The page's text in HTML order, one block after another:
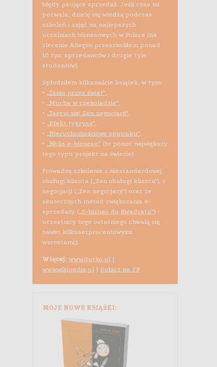
błędy psujące sprzedaż. Jeśli czas mi
pozwala, dzielę się wiedzą podczas
szkoleń i zajęć na najlepszych
uczelniach biznesowych w Polsce (na
zlecenie Allegro przeszkoliłem ponad
10 tys. sprzedawców i drugie tyle
studentów).
Spłodziłem kilkanaście książek, w tym:
• „Tanio przez świat”,
• „Mucha w czekoladzie”,
• „Targuj się! Zen negocjacji”,
• „Efekt tygrysa”,
• „Nieruchomościowe seppuku”,
• „Biblia e-biznesu”(to ponoć największy
tego typu projekt na świecie).
Prowadzę szkolenia z niestandardowej
obsługi klienta („Zen obsługi klienta”), z
negocjacji („Zen negocjacji”) oraz ze
skutecznych metod zwiększania e-
sprzedaży („E-biznes do Kwadratu”) -
uczestnicy tego ostatniego chwalą się
nawet kilkusetprocentowymi
wzrostami;).
Więcej: www.dutko.pl|
www.wikipedia.pl| Dołącz na FB
MOJE NOWE KSIĄŻKI: